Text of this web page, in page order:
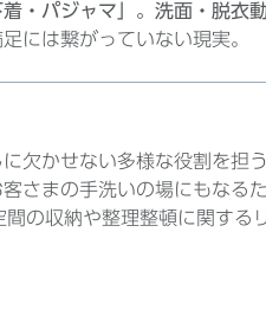
・パジャマ」。洗面・脱衣
には繋がっていない現実。
欠かせない多様な役割を担
さまの手洗いの場にもなる
の収納や整理整頓に関する